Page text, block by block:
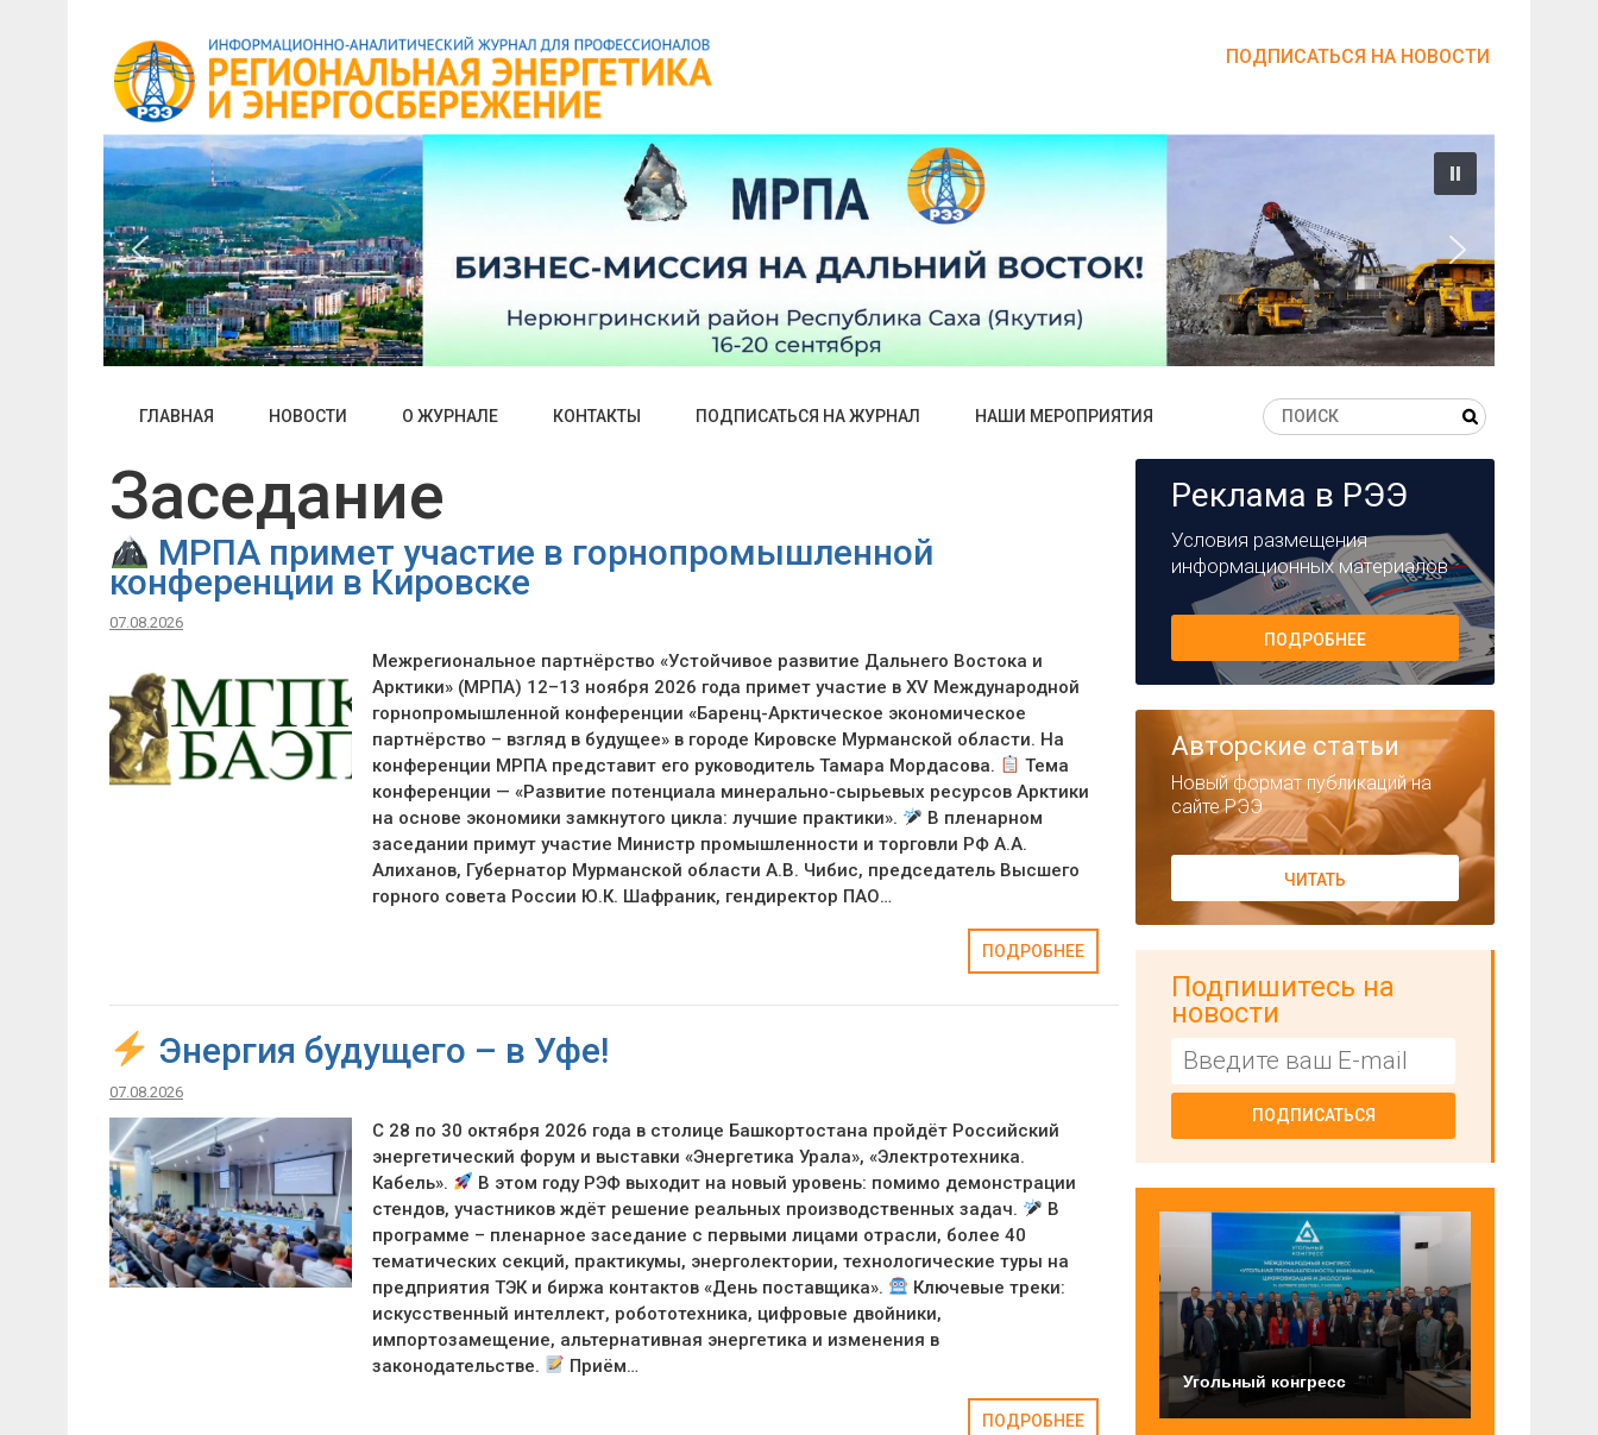
ПОДПИСАТЬСЯ НА НОВОСТИ
ГЛАВНАЯ НОВОСТИ О ЖУРНАЛЕ КОНТАКТЫ ПОДПИСАТЬСЯ НА ЖУРНАЛ НАШИ МЕРОПРИЯТИЯ
Заседание
МРПА примет участие в горнопромышленной
конференции в Кировске
07.08.2026
Межрегиональное партнёрство «Устойчивое развитие Дальнего Востока и
Арктики» (МРПА) 12–13 ноября 2026 года примет участие в XV Международной
горнопромышленной конференции «Баренц-Арктическое экономическое
партнёрство – взгляд в будущее» в городе Кировске Мурманской области. На
конференции МРПА представит его руководитель Тамара Мордасова.
Тема
конференции — «Развитие потенциала минерально-сырьевых ресурсов Арктики
на основе экономики замкнутого цикла: лучшие практики».
В пленарном
заседании примут участие Министр промышленности и торговли РФ А.А.
Алиханов, Губернатор Мурманской области А.В. Чибис, председатель Высшего
горного совета России Ю.К. Шафраник, гендиректор ПАО…
ПОДРОБНЕЕ
Энергия будущего – в Уфе!
07.08.2026
С 28 по 30 октября 2026 года в столице Башкортостана пройдёт Российский
энергетический форум и выставки «Энергетика Урала», «Электротехника.
Кабель».
В этом году РЭФ выходит на новый уровень: помимо демонстрации
стендов, участников ждёт решение реальных производственных задач.
В
программе – пленарное заседание с первыми лицами отрасли, более 40
тематических секций, практикумы, энерголектории, технологические туры на
предприятия ТЭК и биржа контактов «День поставщика».
Ключевые треки:
искусственный интеллект, робототехника, цифровые двойники,
импортозамещение, альтернативная энергетика и изменения в
законодательстве.
Приём…
ПОДРОБНЕЕ
Реклама в РЭЭ
Условия размещения
информационных материалов
ПОДРОБНЕЕ
Авторские статьи
Новый формат публикаций на
сайте РЭЭ
ЧИТАТЬ
Подпишитесь на
новости
ПОДПИСАТЬСЯ
Угольный конгресс